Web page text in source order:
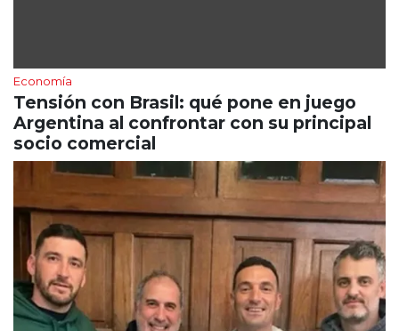
Economía
Tensión con Brasil: qué pone en juego
Argentina al confrontar con su principal
socio comercial